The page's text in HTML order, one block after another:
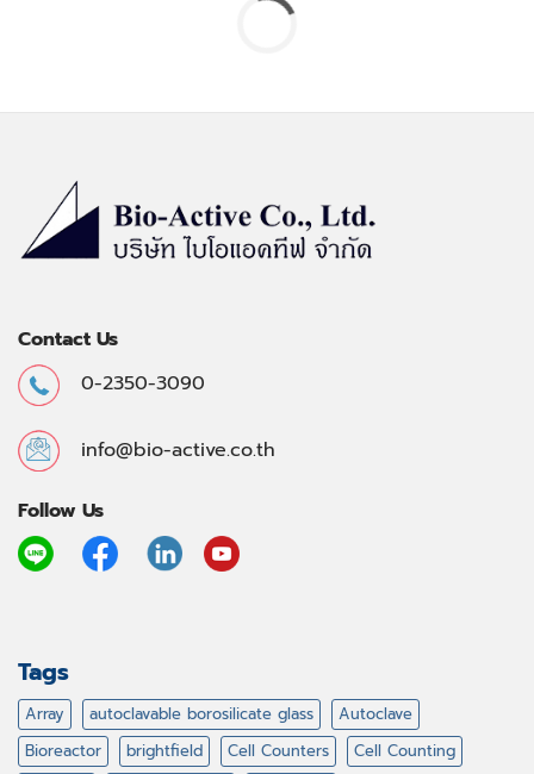
Contact Us
0-2350-3090
info@bio-active.co.th
Follow Us
Tags
Array autoclavable borosilicate glass
Autoclave
Bioreactor
brightfield Cell Counters
Cell Counting